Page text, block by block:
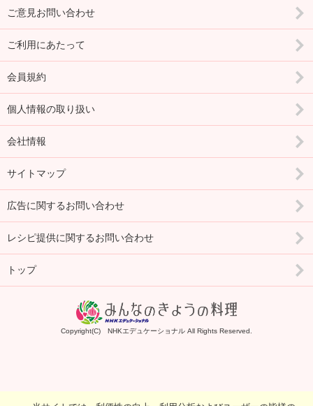
ご意見お問い合わせ
ご利用にあたって
会員規約
個人情報の取り扱い
会社情報
サイトマップ
広告に関するお問い合わせ
レシピ提供に関するお問い合わせ
トップ
Copyright(C) NHKエデュケーショナル All Rights Reserved.